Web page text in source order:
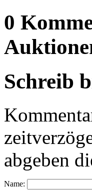
0
Schreib
abgeben
Name: